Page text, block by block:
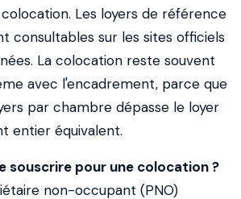
Les loyers de référence
consultables sur les sites officiels
La colocation reste souvent
avec l'encadrement, parce que
par chambre dépasse le loyer
entier équivalent.
souscrire pour une colocation ?
non-occupant (PNO)